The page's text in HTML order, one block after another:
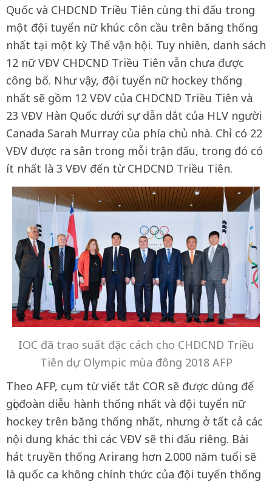
Quốc và CHDCND Triều Tiên cùng thi đấu trong
một đội tuyển nữ khúc côn cầu trên băng thống
nhất tại một kỳ Thế vận hội. Tuy nhiên, danh sách
12 nữ VĐV CHDCND Triều Tiên vẫn chưa được
công bố. Như vậy, đội tuyển nữ hockey thống
nhất sẽ gồm 12 VĐV của CHDCND Triều Tiên và
23 VĐV Hàn Quốc dưới sự dẫn dắt của HLV người
Canada Sarah Murray của phía chủ nhà. Chỉ có 22
VĐV được ra sân trong mỗi trận đấu, trong đó có
ít nhất là 3 VĐV đến từ CHDCND Triều Tiên.
IOC đã trao suất đặc cách cho CHDCND Triều
Tiên dự Olympic mùa đông 2018 AFP
Theo AFP, cụm từ viết tắt COR sẽ được dùng để
gọi đoàn diễu hành thống nhất và đội tuyển nữ
hockey trên băng thống nhất, nhưng ở tất cả các
nội dung khác thì các VĐV sẽ thi đấu riêng. Bài
hát truyền thống Arirang hơn 2.000 năm tuổi sẽ
là quốc ca không chính thức của đội tuyển thống